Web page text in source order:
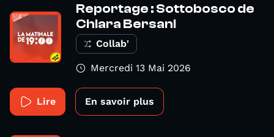
Reportage : Sottobosco de
Chiara Bersani
Collab'
Mercredi 13 Mai 2026
Lire En savoir plus